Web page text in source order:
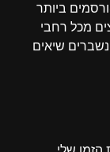
ביותר
מכל רחבי
שיאים